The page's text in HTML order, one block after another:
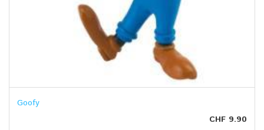
Goofy
CHF 9.90